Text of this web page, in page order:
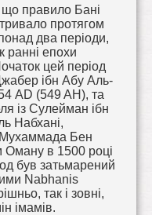
що правило Бані
протягом
два періоди,
ранні епохи
цей період
ібн Абу Аль-
AD (549 AH), та
із Сулейман ібн
Набхані,
Бен
Оману в 1500 році
був затьмарений
Nabhanis
так і зовні,
імамів.